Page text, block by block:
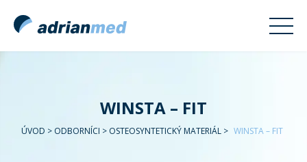
WINSTA – FIT
ÚVOD > ODBORNÍCI > OSTEOSYNTETICKÝ MATERIÁL> WINSTA – FIT